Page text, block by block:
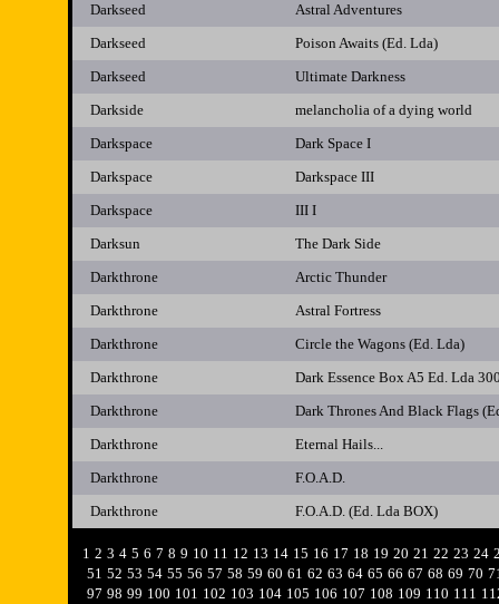
Darkseed
Astral Adventures
Darkseed
Poison Awaits (Ed. Lda)
Darkseed
Ultimate Darkness
Darkside
melancholia of a dying world
Darkspace
Dark Space I
Darkspace
Darkspace III
Darkspace
III I
Darksun
The Dark Side
Darkthrone
Arctic Thunder
Darkthrone
Astral Fortress
Darkthrone
Circle the Wagons (Ed. Lda)
Darkthrone
Dark Essence Box A5 Ed. Lda
Darkthrone
Dark Thrones And Black Flags
Darkthrone
Eternal Hails...
Darkthrone
F.O.A.D.
Darkthrone
F.O.A.D. (Ed. Lda BOX)
1 2 3 4 5 6 7 8 9 10 11 12 13 14 15 16 17 18 19 20 21 22 23 24
51 52 53 54 55 56 57 58 59 60 61 62 63 64 65 66 67 68 69 70
97 98 99 100 101 102 103 104 105 106 107 108 109 110 111